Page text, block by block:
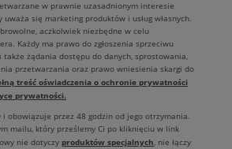
w prawnie uzasadnionym interesie
się marketing produktów i usług własnych.
aczkolwiek niezbędne w celu
Każdy ma prawo do zgłoszenia sprzeciwu
żądania dostępu do danych, sprostowania,
przetwarzania oraz prawo wniesienia skargi do
treść oświadczenia o ochronie prywatności
prywatności.
obowiązuje przez 48 godzin od jego otrzymania.
mailu, który prześlemy Ci po kliknięciu w link
nie dotyczy produktów specjalnych, nie łączy